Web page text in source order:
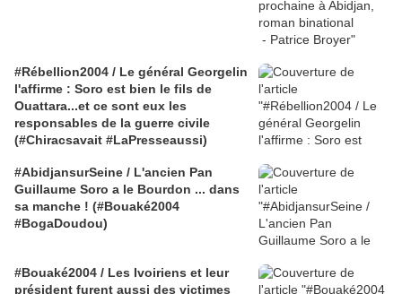
#Rébellion2004 / Le général Georgelin
l'affirme : Soro est bien le fils de
Ouattara...et ce sont eux les
responsables de la guerre civile
(#Chiracsavait #LaPresseaussi)
#AbidjansurSeine / L'ancien Pan
Guillaume Soro a le Bourdon ... dans
sa manche ! (#Bouaké2004
#BogaDoudou)
#Bouaké2004 / Les Ivoiriens et leur
président furent aussi des victimes